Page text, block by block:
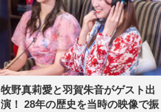
牧野真莉愛と羽賀朱音がゲスト出
演！ 28年の歴史を当時の映像で振